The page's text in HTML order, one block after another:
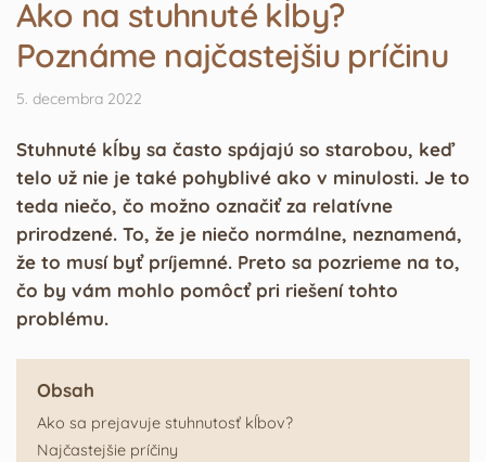
Ako na stuhnuté kĺby?
Poznáme najčastejšiu príčinu
5. decembra 2022
Stuhnuté kĺby sa často spájajú so starobou, keď
telo už nie je také pohyblivé ako v minulosti. Je to
teda niečo, čo možno označiť za relatívne
prirodzené. To, že je niečo normálne, neznamená,
že to musí byť príjemné. Preto sa pozrieme na to,
čo by vám mohlo pomôcť pri riešení tohto
problému.
Obsah
Ako sa prejavuje stuhnutosť kĺbov?
Najčastejšie príčiny